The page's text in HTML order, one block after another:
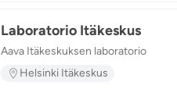
Laboratorio Itäkeskus
Aava Itäkeskuksen laboratorio
Helsinki Itäkeskus